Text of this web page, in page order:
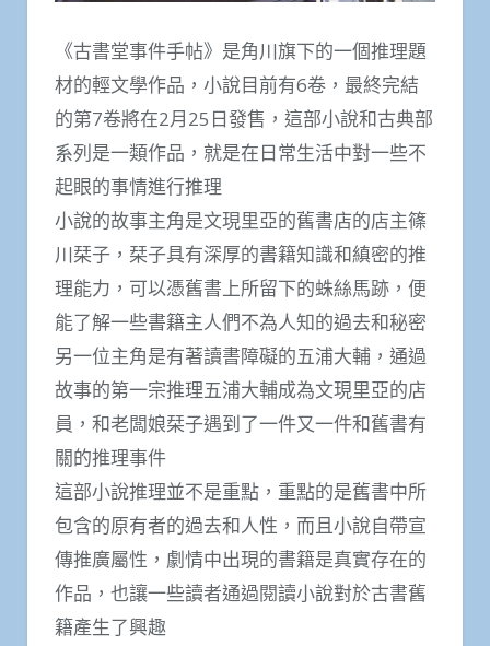
《古書堂事件手帖》是角川旗下的一個推理題
材的輕文學作品，小說目前有6卷，最終完結
的第7卷將在2月25日發售，這部小說和古典部
系列是一類作品，就是在日常生活中對一些不
起眼的事情進行推理
小說的故事主角是文現里亞的舊書店的店主篠
川栞子，栞子具有深厚的書籍知識和縝密的推
理能力，可以憑舊書上所留下的蛛絲馬跡，便
能了解一些書籍主人們不為人知的過去和秘密
另一位主角是有著讀書障礙的五浦大輔，通過
故事的第一宗推理五浦大輔成為文現里亞的店
員，和老闆娘栞子遇到了一件又一件和舊書有
關的推理事件
這部小說推理並不是重點，重點的是舊書中所
包含的原有者的過去和人性，而且小說自帶宣
傳推廣屬性，劇情中出現的書籍是真實存在的
作品，也讓一些讀者通過閱讀小說對於古書舊
籍產生了興趣